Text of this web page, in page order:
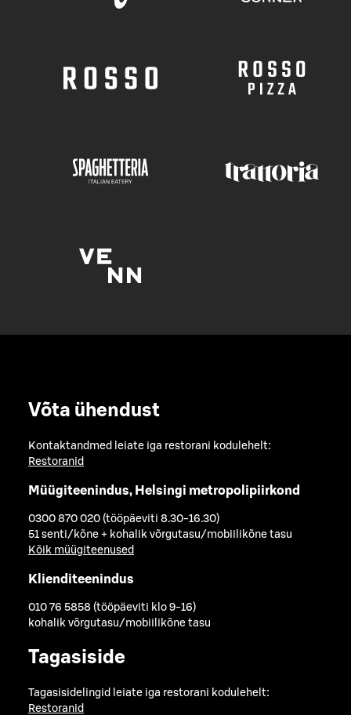
Võta ühendust
Kontaktandmed leiate iga restorani kodulehelt:
Restoranid
Müügiteenindus, Helsingi metropolipiirkond
0300 870 020 (tööpäeviti 8.30-16.30)
51 senti/kõne + kohalik võrgutasu/mobiilikõne tasu
Kõik müügiteenused
Klienditeenindus
010 76 5858 (tööpäeviti klo 9-16)
kohalik võrgutasu/mobiilikõne tasu
Tagasiside
Tagasisidelingid leiate iga restorani kodulehelt:
Restoranid